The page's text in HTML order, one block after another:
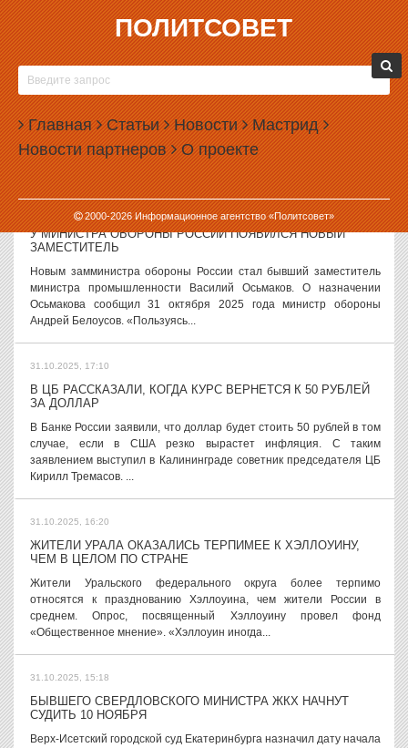
ПОЛИТСОВЕТ
Главная Статьи Новости Мастрид
Новости партнеров О проекте
2000-2026Информационное агентство «Политсовет»
31.10.2025, 17:55
СУД ОСТАВИЛ ПОД ДОМАШНИМ АРЕСТОМ ЖЕНУ
БЫВШЕГО СВЕРДЛОВСКОГО ВИЦЕ-ГУБЕРНАТОРА
В Екатеринбурге суд оставил под домашним арестом Ирину
Чемезову — жену бывшего вице-губернатора Свердловской
области Олега Чемезова. Как сообщили в пресс-службе судов
региона, мера пресечения...
31.10.2025, 17:26
У МИНИСТРА ОБОРОНЫ РОССИИ ПОЯВИЛСЯ НОВЫЙ
ЗАМЕСТИТЕЛЬ
Новым замминистра обороны России стал бывший заместитель
министра промышленности Василий Осьмаков. О назначении
Осьмакова сообщил 31 октября 2025 года министр обороны
Андрей Белоусов. «Пользуясь...
31.10.2025, 17:10
В ЦБ РАССКАЗАЛИ, КОГДА КУРС ВЕРНЕТСЯ К 50 РУБЛЕЙ
ЗА ДОЛЛАР
В Банке России заявили, что доллар будет стоить 50 рублей в том
случае, если в США резко вырастет инфляция. С таким
заявлением выступил в Калининграде советник председателя ЦБ
Кирилл Тремасов. ...
31.10.2025, 16:20
ЖИТЕЛИ УРАЛА ОКАЗАЛИСЬ ТЕРПИМЕЕ К ХЭЛЛОУИНУ,
ЧЕМ В ЦЕЛОМ ПО СТРАНЕ
Жители Уральского федерального округа более терпимо
относятся к празднованию Хэллоуина, чем жители России в
среднем. Опрос, посвященный Хэллоуину провел фонд
«Общественное мнение». «Хэллоуин иногда...
31.10.2025, 15:18
БЫВШЕГО СВЕРДЛОВСКОГО МИНИСТРА ЖКХ НАЧНУТ
СУДИТЬ 10 НОЯБРЯ
Верх-Исетский городской суд Екатеринбурга назначил дату начала